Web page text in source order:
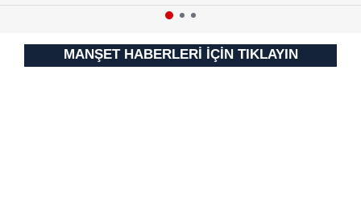
MANŞET HABERLERİ İÇİN TIKLAYIN